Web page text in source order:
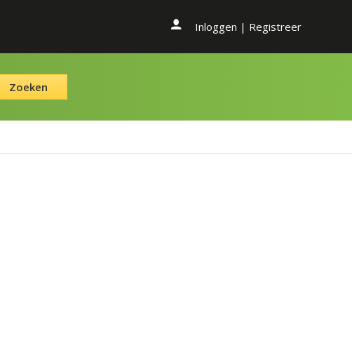
Inloggen | Registreer
Zoeken